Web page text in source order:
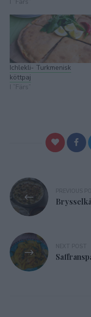
Ichlekli- Turkmenisk
köttpaj
I ”Färs”